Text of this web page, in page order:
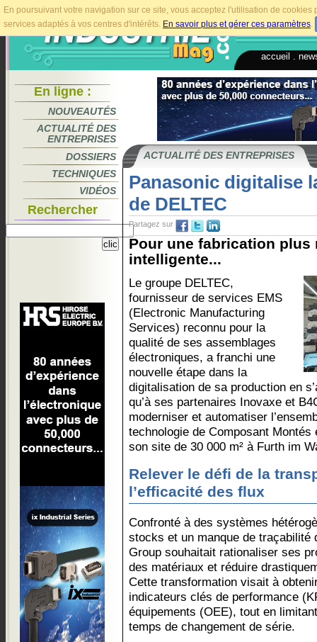
En poursuivant votre navigation sur ce site, vous acceptez l'utilisation de
services adaptés à vos centres d'intérêts. En savoir plus et gérer ces paramètres.
accueil
En ligne :
NOUVEAUTÉS
ACTUALITÉ DES
ENTREPRISES
DOSSIERS
TECHNIQUES
VIDÉOS
Rechercher
ACTUALITÉ DES ENTREPRISES
Panasonic digitalise
de DELTEC
Partagez sur
Pour une fabrication plus
intelligente...
Le groupe DELTEC,
fournisseur de services EMS
(Electronic Manufacturing
Services) reconnu pour la
qualité de ses assemblages
électroniques, a franchi une
nouvelle étape dans la
digitalisation de sa production en
qu’à ses partenaires Inovaxe et
moderniser et automatiser
technologie de Composant
son site de 30 000 m² à Furth im
Relever le défi de la
l’efficacité des flux
Confronté à des systèmes
stocks et un manque de traçabilité
Group souhaitait rationaliser ses
des matériaux et réduire
Cette transformation visait à
indicateurs clés de performance
équipements (OEE), tout en
temps de changement de série.